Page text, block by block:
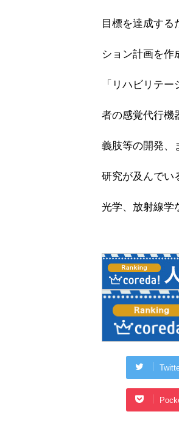
目標を達成する
ション計画を作
「リハビリテ
者の感覚代行機
義肢等の開発、
研究が及んでい
光学、放射線学